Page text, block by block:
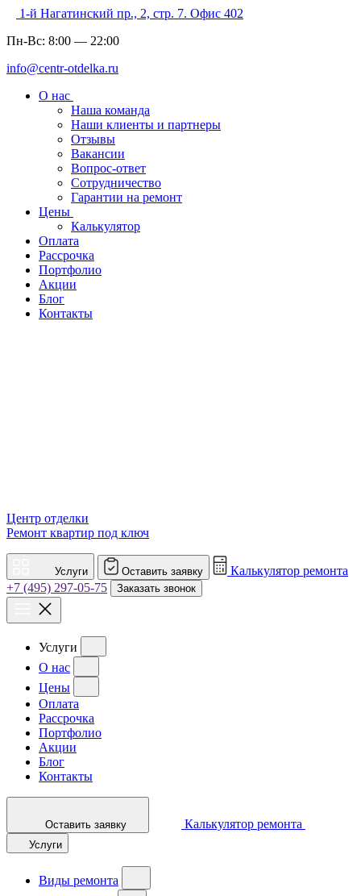
1-й Нагатинский пр., 2, стр. 7. Офис 402
Пн-Вс: 8:00 — 22:00
info@centr-otdelka.ru
О нас
Наша команда
Наши клиенты и партнеры
Отзывы
Вакансии
Вопрос-ответ
Сотрудничество
Гарантии на ремонт
Цены
Калькулятор
Оплата
Рассрочка
Портфолио
Акции
Блог
Контакты
Центр отделки
Ремонт квартир под ключ
Услуги Оставить заявку
Калькулятор ремонта
+7 (495) 297-05-75
Заказать звонок
Услуги
О нас
Цены
Оплата
Рассрочка
Портфолио
Акции
Блог
Контакты
Оставить заявку Калькулятор ремонта
Услуги
Виды ремонта